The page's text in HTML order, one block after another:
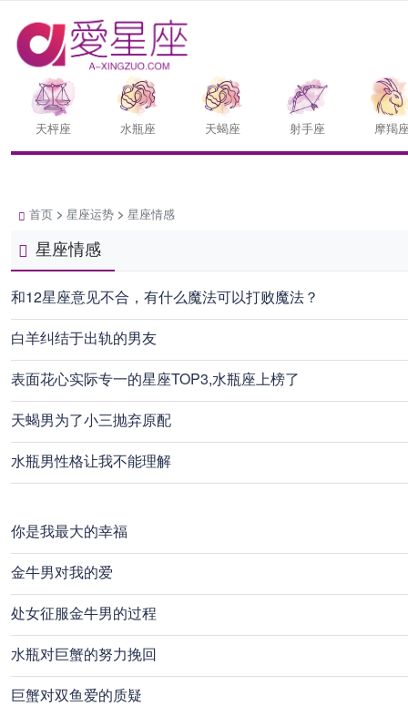
天枰座 水瓶座 天蝎座 射手座 摩羯
首页 > 星座运势 > 星座情感
星座情感
和12星座意见不合，有什么魔法可以打败魔法？
白羊纠结于出轨的男友
表面花心实际专一的星座TOP3,水瓶座上榜了
天蝎男为了小三抛弃原配
水瓶男性格让我不能理解
你是我最大的幸福
金牛男对我的爱
处女征服金牛男的过程
水瓶对巨蟹的努力挽回
巨蟹对双鱼爱的质疑